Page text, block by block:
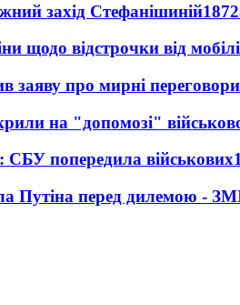
захід Стефанішиній
щодо відстрочки від
заяву про мирні переговори
на "допомозі"
попередила військових
Путіна перед дилемою -